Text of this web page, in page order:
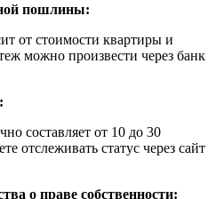
пошлины:
от стоимости квартиры и
можно произвести через банк
составляет от 10 до 30
отслеживать статус через сайт
о праве собственности: